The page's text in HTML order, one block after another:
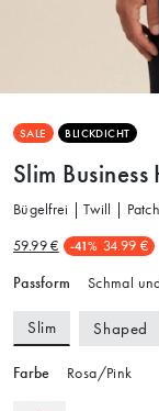
SALE BLICKDICHT
Slim
Bügelfrei | Twill |
59.99 € -41% 34.99 €
Passform Schmal
Slim Shaped
Farbe Rosa/Pink